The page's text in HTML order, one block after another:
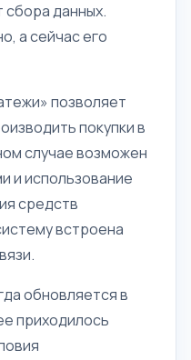
данных.
а сейчас его
позволяет
покупки в
случае возможен
и использование
средств
встроена
обновляется в
приходилось